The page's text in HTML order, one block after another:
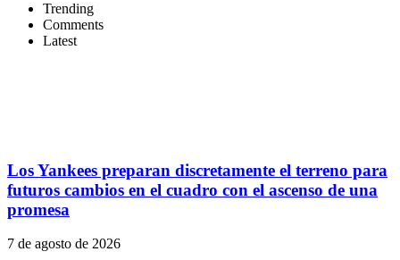
Trending
Comments
Latest
Los Yankees preparan discretamente el terreno para
futuros cambios en el cuadro con el ascenso de una
promesa
7 de agosto de 2026